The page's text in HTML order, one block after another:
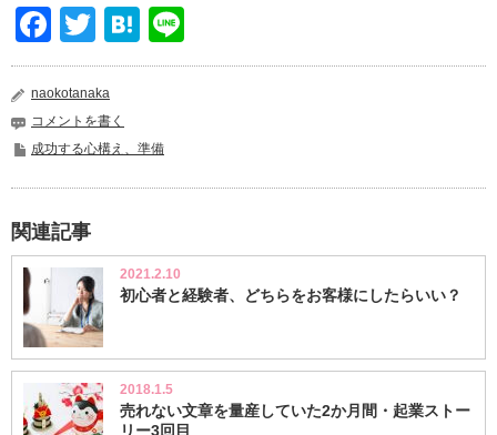
Facebook
TwitterHatena
naokotanaka
コメントを書く
成功する心構え、準備
関連記事
2021.2.10
初心者と経験者、どちらをお客様にしたらいい？
2018.1.5
売れない文章を量産していた2か月間・起業ストー
リー3回目